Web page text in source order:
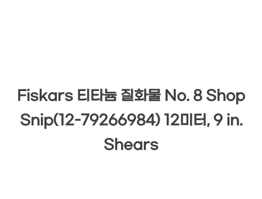
Fiskars 티타늄 질화물 No. 8 Shop
Snip(12-79266984) 12미터, 9 in.
Shears